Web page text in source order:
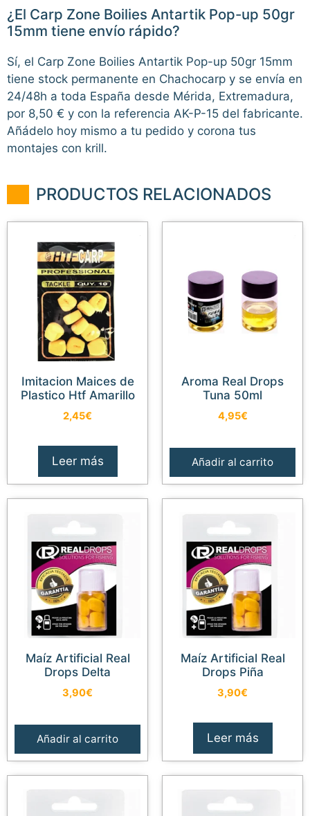
¿El Carp Zone Boilies Antartik Pop-up 50gr
15mm tiene envío rápido?
Sí, el Carp Zone Boilies Antartik Pop-up 50gr 15mm
tiene stock permanente en Chachocarp y se envía en
24/48h a toda España desde Mérida, Extremadura,
por 8,50 € y con la referencia AK-P-15 del fabricante.
Añádelo hoy mismo a tu pedido y corona tus
montajes con krill.
PRODUCTOS RELACIONADOS
Imitacion Maices de
Plastico Htf Amarillo
2,45€
Leer más
Aroma Real Drops
Tuna 50ml
4,95€
Añadir al carrito
Maíz Artificial Real
Drops Delta
3,90€
Añadir al carrito
Maíz Artificial Real
Drops Piña
3,90€
Leer más